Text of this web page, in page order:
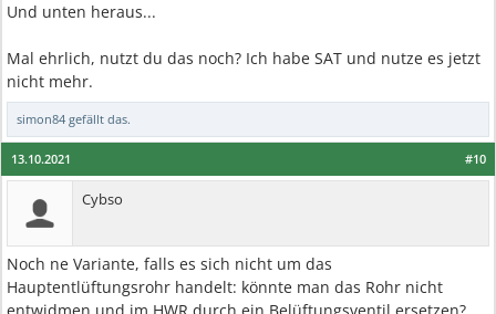
Und unten heraus...
Mal ehrlich, nutzt du das noch? Ich habe SAT und nutze es jetzt
nicht mehr.
simon84 gefällt das.
#10
13.10.2021
Cybso
Noch ne Variante, falls es sich nicht um das
Hauptentlüftungsrohr handelt: könnte man das Rohr nicht